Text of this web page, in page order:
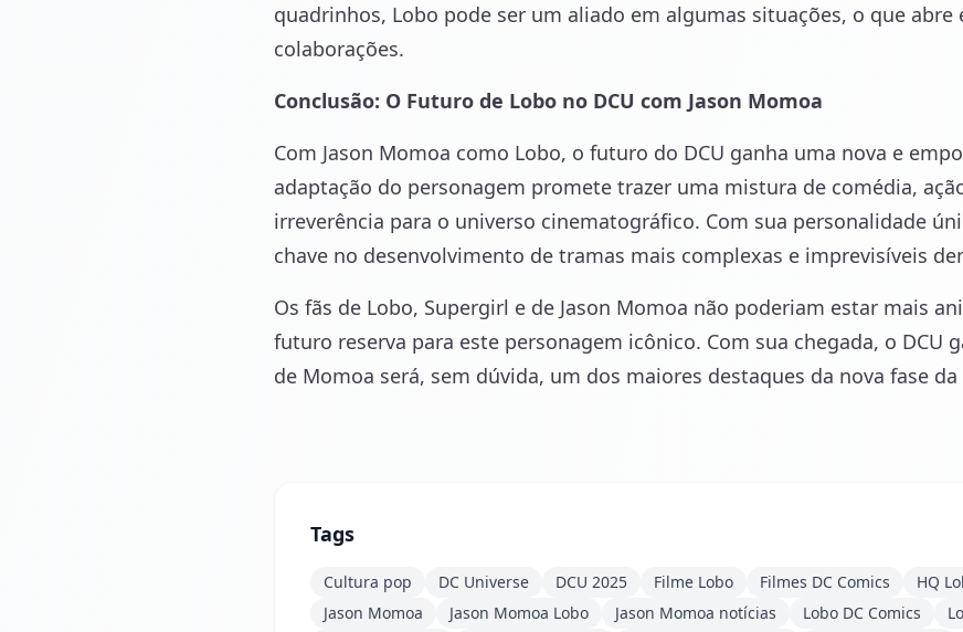
quadrinhos, Lobo pode ser um aliado em algumas situações, o que abre
colaborações.
Conclusão: O Futuro de Lobo no DCU com Jason Momoa
Com Jason Momoa como Lobo, o futuro do DCU ganha uma nova e
adaptação do personagem promete trazer uma mistura de comédia,
irreverência para o universo cinematográfico. Com sua personalidade
chave no desenvolvimento de tramas mais complexas e imprevisíveis
Os fãs de Lobo, Supergirl e de Jason Momoa não poderiam estar mais
futuro reserva para este personagem icônico. Com sua chegada, o DCU
de Momoa será, sem dúvida, um dos maiores destaques da nova fase da
Tags
Cultura pop DC Universe DCU 2025 Filme Lobo Filmes DC Comics HQ
Jason Momoa
Jason Momoa Lobo Jason Momoa notícias Lobo DC Comics